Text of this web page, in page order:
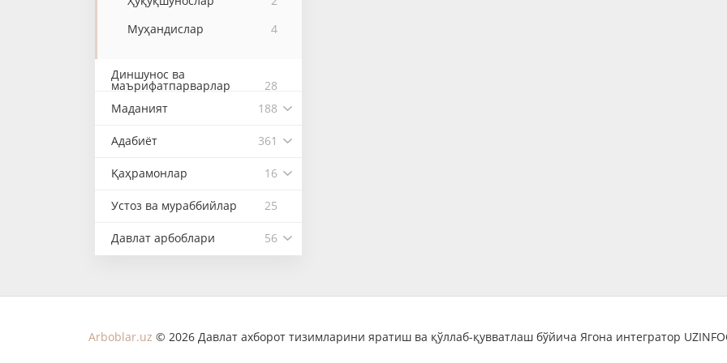
Муҳандислар
4
Диншунос ва
маърифатпарварлар
28
Маданият
188
Адабиёт 361
Қаҳрамонлар 16
Устоз ва мураббийлар 25
Давлат арбоблари 56
Arboblar.uz © 2026 Давлат ахборот тизимларини яратиш ва қўллаб-қувватлаш бўйича Ягона интегратор